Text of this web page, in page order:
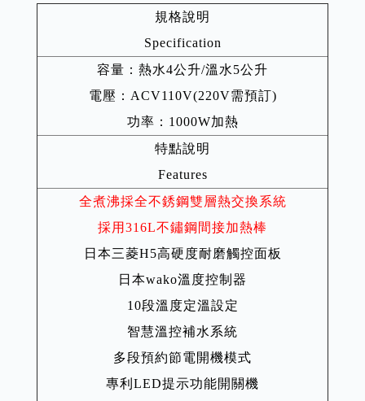
規格說明
Specification
容量：熱水4公升/溫水5公升
電壓：ACV110V(220V需預訂)
功率：1000W加熱
特點說明
Features
全煮沸採全不銹鋼雙層熱交換系統
採用316L不鏽鋼間接加熱棒
日本三菱H5高硬度耐磨觸控面板
日本wako溫度控制器
10段溫度定溫設定
智慧溫控補水系統
多段預約節電開機模式
專利LED提示功能開關機